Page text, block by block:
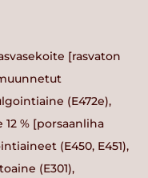
[rasvaton
(E472e),
% [porsaanliha
(E450, E451),
(E301),